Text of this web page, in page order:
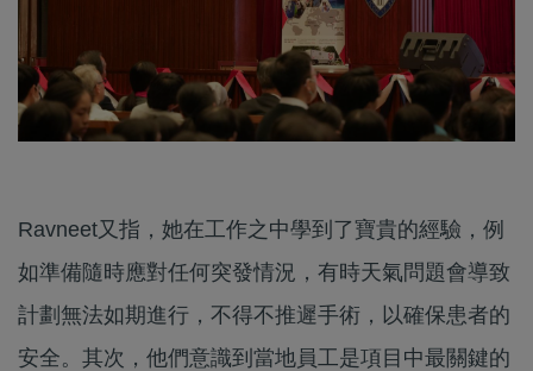
Ravneet又指，她在工作之中學到了寶貴的經驗，例
如準備隨時應對任何突發情況，有時天氣問題會導致
計劃無法如期進行，不得不推遲手術，以確保患者的
安全。其次，他們意識到當地員工是項目中最關鍵的